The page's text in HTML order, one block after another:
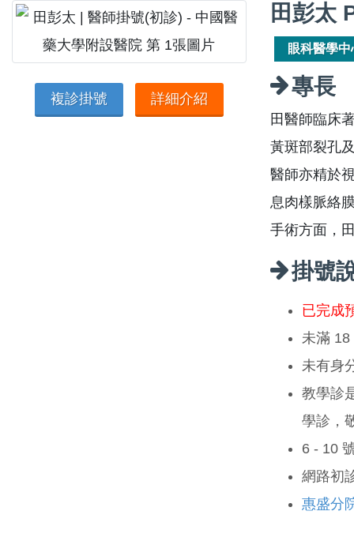
複診掛號 詳細介紹
田彭太
眼科醫學中
專長
田醫師臨床
黃斑部裂孔
醫師亦精於
息肉樣脈絡
手術方面，
掛號
已完成
未滿 18
未有身
教學診
學診，
6 - 10
網路初
惠盛分